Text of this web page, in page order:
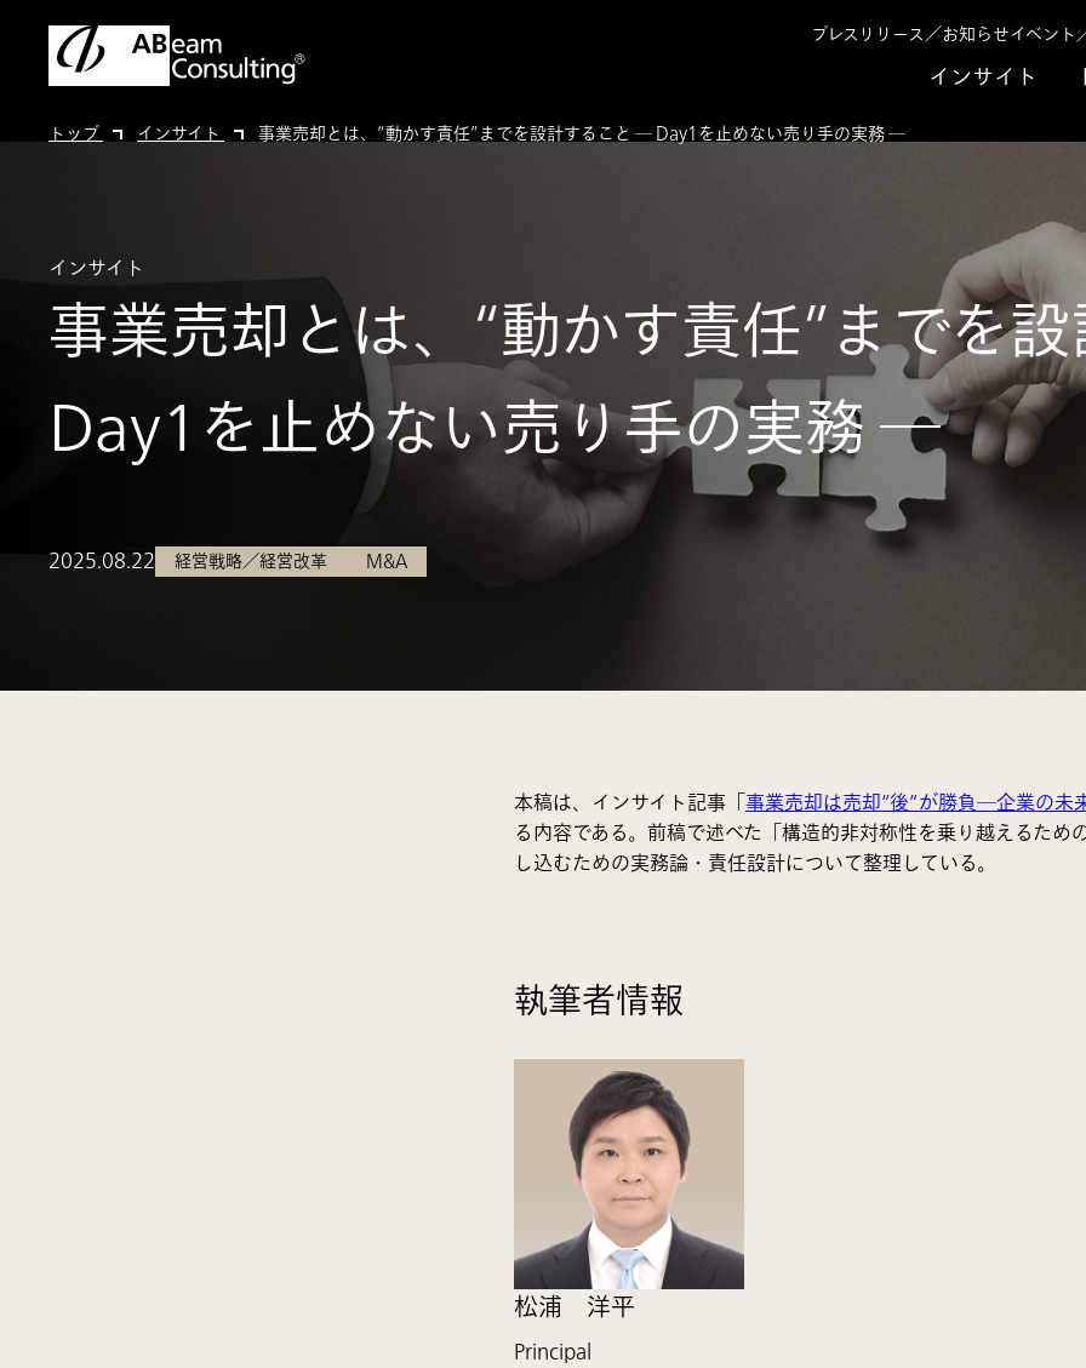
インサイト
プレスリリース／お知らせイベント
トップ インサイト 事業売却とは、“動かす責任”までを設計すること ─ Day1を止めない売り手の実務 ─
事業売却とは、“動かす責任”までを
Day1を止めない売り手の実務 ─
インサイト
2025.08.22 経営戦略／経営改革 M&A
本稿は、インサイト記事「事業売却は売却“後”が勝負─企業の未
る内容である。前稿で述べた「構造的非対称性を乗り越えるた
し込むための実務論・責任設計について整理している。
執筆者情報
松浦 洋平
Principal